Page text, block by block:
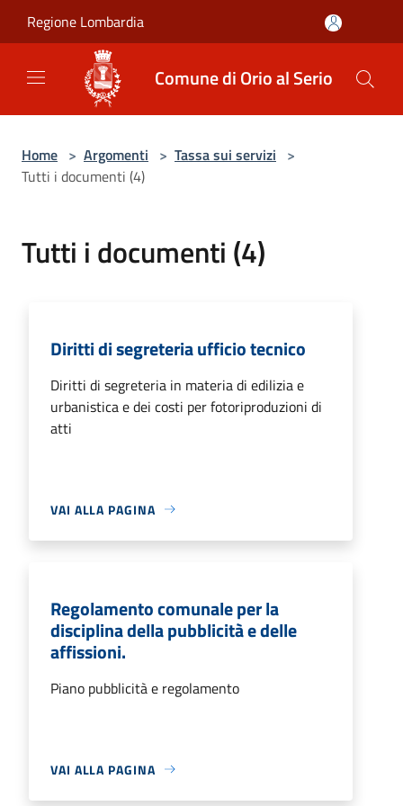
Regione Lombardia
Comune di Orio al Serio
Home > Argomenti > Tassa sui servizi >
Tutti i documenti (4)
Tutti i documenti (4)
Diritti di segreteria ufficio tecnico
Diritti di segreteria in materia di edilizia e
urbanistica e dei costi per fotoriproduzioni di
atti
VAI ALLA PAGINA
Regolamento comunale per la
disciplina della pubblicità e delle
affissioni.
Piano pubblicità e regolamento
VAI ALLA PAGINA